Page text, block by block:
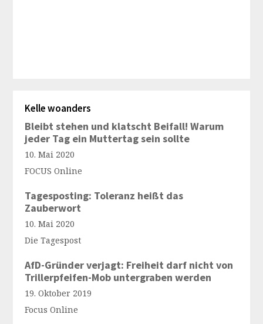
Kelle woanders
Bleibt stehen und klatscht Beifall! Warum
jeder Tag ein Muttertag sein sollte
10. Mai 2020
FOCUS Online
Tagesposting: Toleranz heißt das
Zauberwort
10. Mai 2020
Die Tagespost
AfD-Gründer verjagt: Freiheit darf nicht von
Trillerpfeifen-Mob untergraben werden
19. Oktober 2019
Focus Online